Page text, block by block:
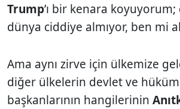
Trump’ı bir kenara
dünya ciddiye almıyor, ben mi
Ama aynı zirve için ülkemize
diğer ülkelerin devlet ve
başkanlarının hangilerinin